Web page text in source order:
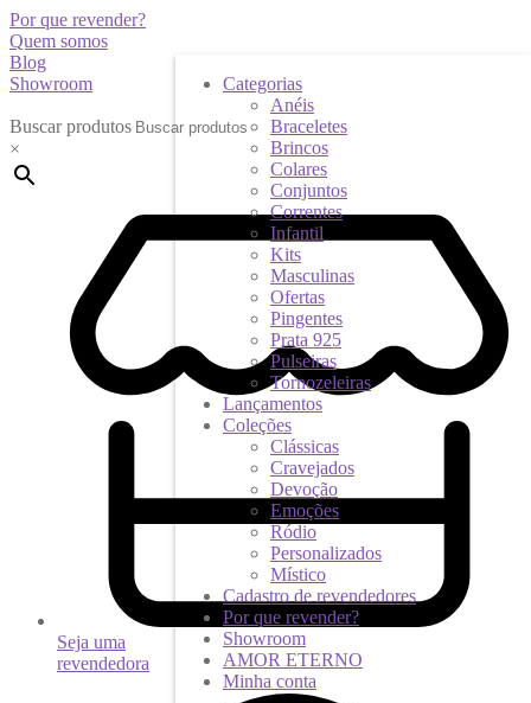
Por que revender?
Quem somos
Blog
Showroom
Buscar produtos
×
Seja uma
revendedora
Categorias
Anéis
Braceletes
Brincos
Colares
Conjuntos
Correntes
Infantil
Kits
Masculinas
Ofertas
Pingentes
Prata 925
Pulseiras
Tornozeleiras
Lançamentos
Coleções
Clássicas
Cravejados
Devoção
Emoções
Ródio
Personalizados
Místico
Cadastro de revendedores
Por que revender?
Showroom
AMOR ETERNO
Minha conta